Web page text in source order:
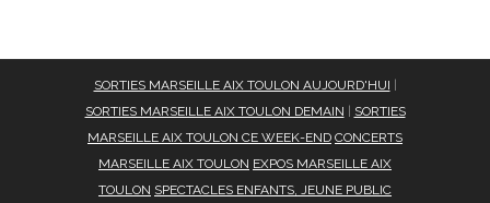
SORTIES MARSEILLE AIX TOULON AUJOURD'HUI
SORTIES MARSEILLE AIX TOULON DEMAIN
SORTIES
MARSEILLE AIX TOULON CE WEEK-END CONCERTS
MARSEILLE AIX TOULON EXPOS MARSEILLE AIX
TOULON SPECTACLES ENFANTS, JEUNE PUBLIC